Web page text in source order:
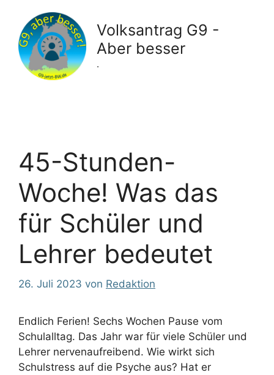
Inhalt
springen
Volksantrag G9 -
Aber besser
.
45-Stunden-
Woche! Was das
für Schüler und
Lehrer bedeutet
26. Juli 2023 von Redaktion
Endlich Ferien! Sechs Wochen Pause vom
Schulalltag. Das Jahr war für viele Schüler und
Lehrer nervenaufreibend. Wie wirkt sich
Schulstress auf die Psyche aus? Hat er